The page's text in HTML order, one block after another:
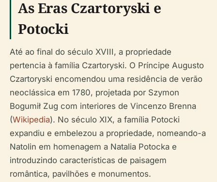
As Eras Czartoryski e
Potocki
Até ao final do século XVIII, a propriedade
pertencia à família Czartoryski. O Príncipe Augusto
Czartoryski encomendou uma residência de verão
neoclássica em 1780, projetada por Szymon
Bogumił Zug com interiores de Vincenzo Brenna
(Wikipedia). No século XIX, a família Potocki
expandiu e embelezou a propriedade, nomeando-a
Natolin em homenagem a Natalia Potocka e
introduzindo características de paisagem
romântica, pavilhões e monumentos.